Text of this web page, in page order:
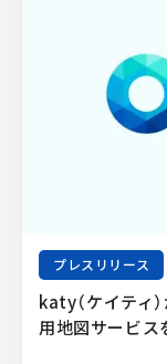
プレスリリース
katy（ケイティ
用地図サービス